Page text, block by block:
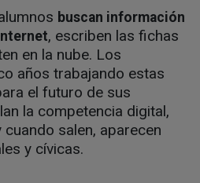
buscan información
, escriben las fichas
en la nube. Los
años trabajando estas
el futuro de sus
la competencia digital,
salen, aparecen
y cívicas.